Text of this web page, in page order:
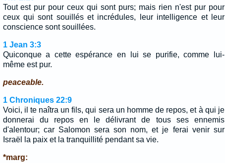
Tout est pur pour ceux qui sont purs; mais rien n'est pur pour
ceux qui sont souillés et incrédules, leur intelligence et leur
conscience sont souillées.
1 Jean 3:3
Quiconque a cette espérance en lui se purifie, comme lui-
même est pur.
peaceable.
1 Chroniques 22:9
Voici, il te naîtra un fils, qui sera un homme de repos, et à qui je
donnerai du repos en le délivrant de tous ses ennemis
d'alentour; car Salomon sera son nom, et je ferai venir sur
Israël la paix et la tranquillité pendant sa vie.
*marg: